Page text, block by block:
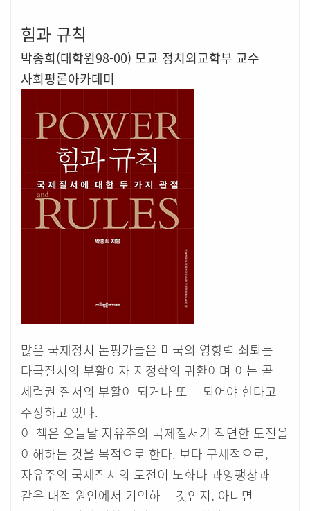
힘과 규칙
박종희(대학원98-00) 모교 정치외교학부 교수
사회평론아카데미
많은 국제정치 논평가들은 미국의 영향력 쇠퇴는
다극질서의 부활이자 지정학의 귀환이며 이는 곧
세력권 질서의 부활이 되거나 또는 되어야 한다고
주장하고 있다.
이 책은 오늘날 자유주의 국제질서가 직면한 도전을
이해하는 것을 목적으로 한다. 보다 구체적으로,
자유주의 국제질서의 도전이 노화나 과잉팽창과
같은 내적 원인에서 기인하는 것인지, 아니면